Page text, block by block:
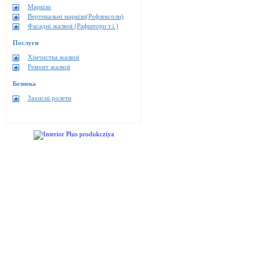
Маркізи
Вертикальні маркізи(Рефлексоли)
Фасадні жалюзі (Рафштори т.і.)
Послуги
Хімчистка жалюзі
Ремонт жалюзі
Безпека
Захисні ролети